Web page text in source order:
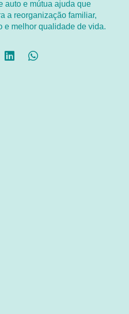
auto e mútua ajuda que
a reorganização familiar,
e melhor qualidade de vida.